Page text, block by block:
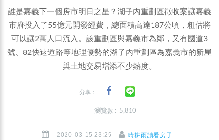
誰是嘉義下一個房市明日之星？湖子內重劃區徵收案讓嘉義
市府投入了55億元開發經費，總面積高達187公頃，粗估將
可以讓2萬人口流入。該重劃區與嘉義市為鄰，又有國道3
號、82快速道路等地理優勢的湖子內重劃區為嘉義市的新屋
與土地交易增添不少熱度。
分享：
瀏覽數 : 5,810
2020-03-15 23:25 晴耕雨讀看房子